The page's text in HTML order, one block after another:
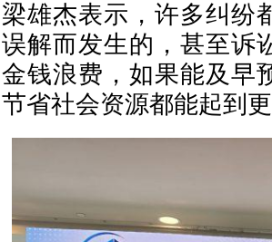
梁雄杰表示，许多纠纷
误解而发生的，甚至诉
金钱浪费，如果能及早
节省社会资源都能起到更